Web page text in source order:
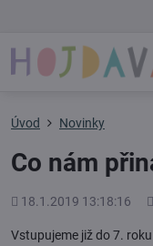
Úvod Novinky
Co nám
Přidáno
18.1.2019 13:18:16
Vstupujeme již do 7.